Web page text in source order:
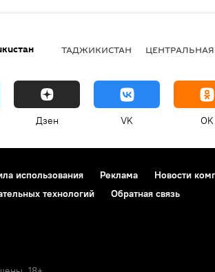
ТАДЖИКИСТАН
Дзен VK OK
использования Реклама Новости
технологий
Обратная связь